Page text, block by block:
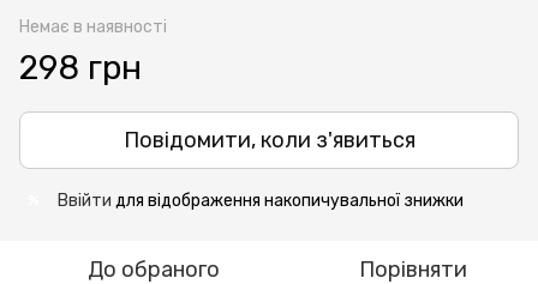
Немає в наявності
298 грн
Повідомити, коли з'явиться
Ввійти для відображення накопичувальної знижки
До обраного Порівняти